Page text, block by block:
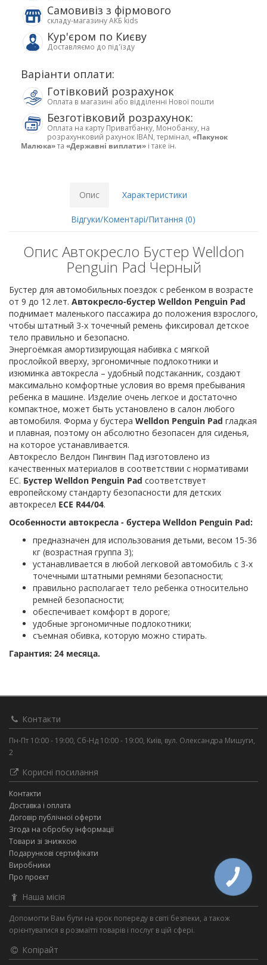
Самовивіз з фірмового
складу-магазину АКБ kids
Кур'єром по Києву
Доставляємо до під'їзду
Варіанти оплати:
Готівковий розрахунок
Оплата в магазині або відділенні Нової пошти
Безготівковий розрахунок:
Оплата на карту Приватбанку, Монобанку, на
розрахунковий рахунок IBAN, термінал, «Пакунок
Малюка»та «Державні виплати» і таке ін.
Опис Характеристики
Відгуки/Коментарі/Питання (0)
Опис Автокресло Бустер Welldon
Penguin Pad Черный
Бустер для автомобильных поездок с ребенком в возрасте
от 9 до 12 лет. Автокресло-бустер Welldon Penguin Pad
поднимает маленького пассажира до положения взрослого,
чтобы штатный 3-х точечный ремень фиксировал детское
тело правильно и безопасно.
Энергоёмкая амортизирующая набивка с мягкой
прослойкой вверху, эргономичные подлокотники и
изюминка автокресла – удобный подстаканник, создают
максимально комфортные условия во время пребывания
ребенка в машине. Изделие очень легкое и достаточно
компактное, может быть установлено в салон любого
автомобиля. Форма у бустера Welldon Penguin Pad гладкая
и плавная, поэтому он абсолютно безопасен для сиденья,
на которое устанавливается.
Автокресло Велдон Пингвин Пад изготовлено из
качественных материалов в соответствии с нормативами
ЕС. Бустер Welldon Penguin Pad соответствует
европейскому стандарту безопасности для детских
автокресел ЕСЕ R44/04.
Особенности автокресла - бустера Welldon Penguin Pad:
предназначен для использования детьми, весом 15-36
кг (возрастная группа 3);
устанавливается в любой легковой автомобиль с 3-х
точечными штатными ремнями безопасности;
правильно располагает тело ребенка относительно
ремней безопасности;
обеспечивает комфорт в дороге;
удобные эргономичные подлокотники;
съемная обивка, которую можно стирать.
Гарантия: 24 месяца.
Контакти
Пн-Пт 10:00 - 19:00, Сб-Нд 10:00 - 19:00, Київ, вул. Олександра Мишуги,
2
Корисні посилання
Контакти
Доставка і оплата
Договір публічної оферти
Згода на обробку інформації
Товари зі знижкою
Подарункові сертифікати
Виробники
Про проєкт
Наша місія
Допомогти Вам бути на крок попереду в світі безпеки, а також
орієнтуватися в розмаїтті товарів і послуг в цій сфері.
Копірайт
КНОПКА
ЗВ'ЯЗКУ